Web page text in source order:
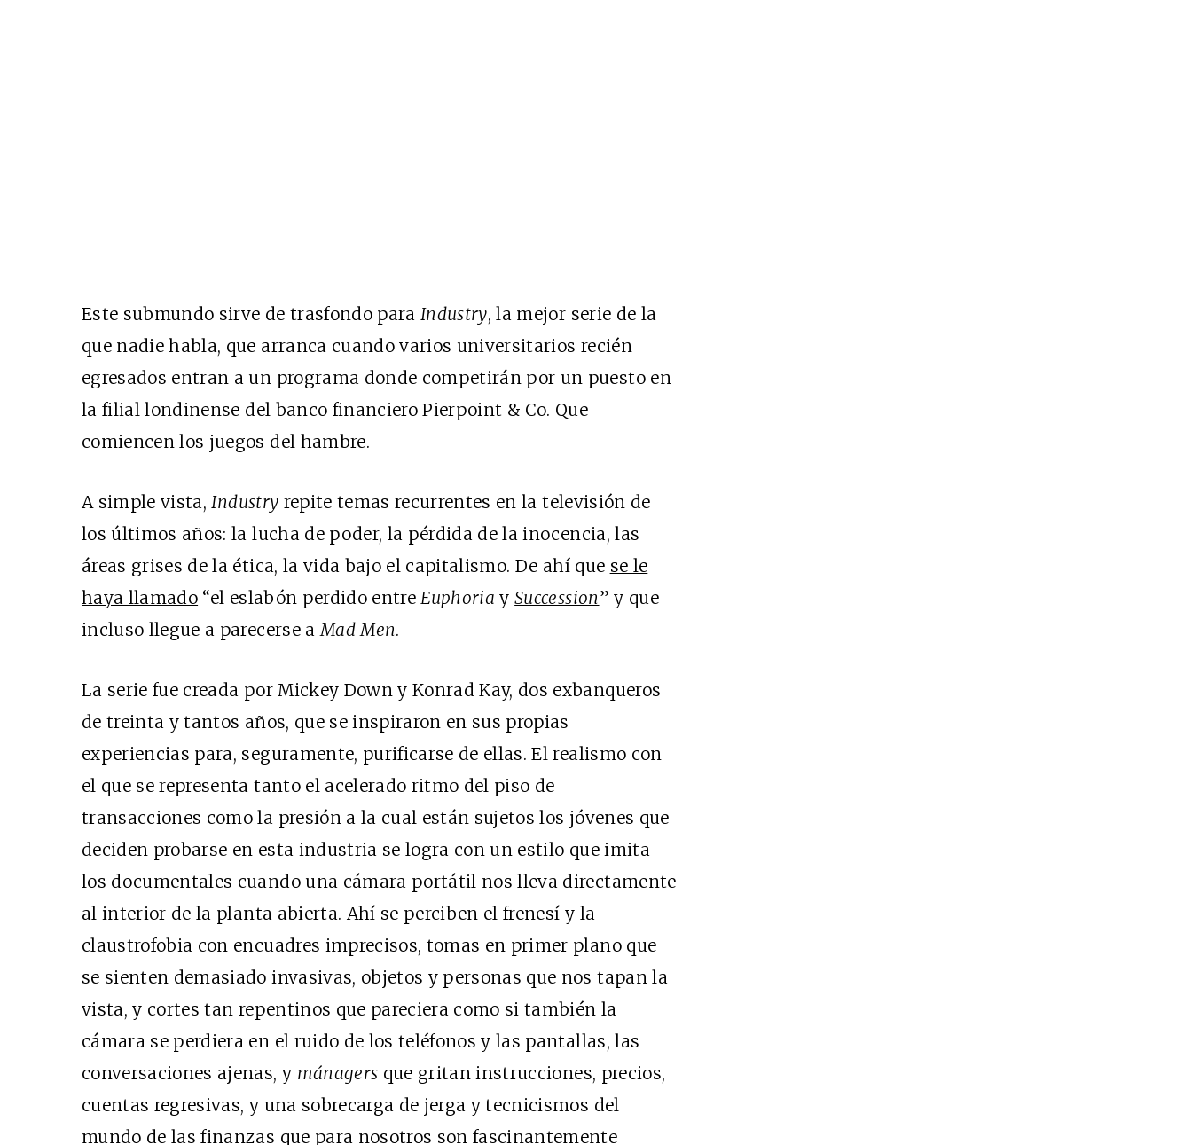
Este submundo sirve de trasfondo para Industry, la mejor serie de la
que nadie habla, que arranca cuando varios universitarios recién
egresados entran a un programa donde competirán por un puesto en
la filial londinense del banco financiero Pierpoint & Co. Que
comiencen los juegos del hambre.
A simple vista,Industry repite temas recurrentes en la televisión de
los últimos años: la lucha de poder, la pérdida de la inocencia, las
áreas grises de la ética, la vida bajo el capitalismo. De ahí que se le
haya llamado “el eslabón perdido entreEuphoriaySuccession” y que
incluso llegue a parecerse aMad Men.
La serie fue creada por Mickey Down y Konrad Kay, dos exbanqueros
de treinta y tantos años, que se inspiraron en sus propias
experiencias para, seguramente, purificarse de ellas. El realismo con
el que se representa tanto el acelerado ritmo del piso de
transacciones como la presión a la cual están sujetos los jóvenes que
deciden probarse en esta industria se logra con un estilo que imita
los documentales cuando una cámara portátil nos lleva directamente
al interior de la planta abierta. Ahí se perciben el frenesí y la
claustrofobia con encuadres imprecisos, tomas en primer plano que
se sienten demasiado invasivas, objetos y personas que nos tapan la
vista, y cortes tan repentinos que pareciera como si también la
cámara se perdiera en el ruido de los teléfonos y las pantallas, las
conversaciones ajenas, y mánagers que gritan instrucciones, precios,
cuentas regresivas, y una sobrecarga de jerga y tecnicismos del
mundo de las finanzas que para nosotros son fascinantemente